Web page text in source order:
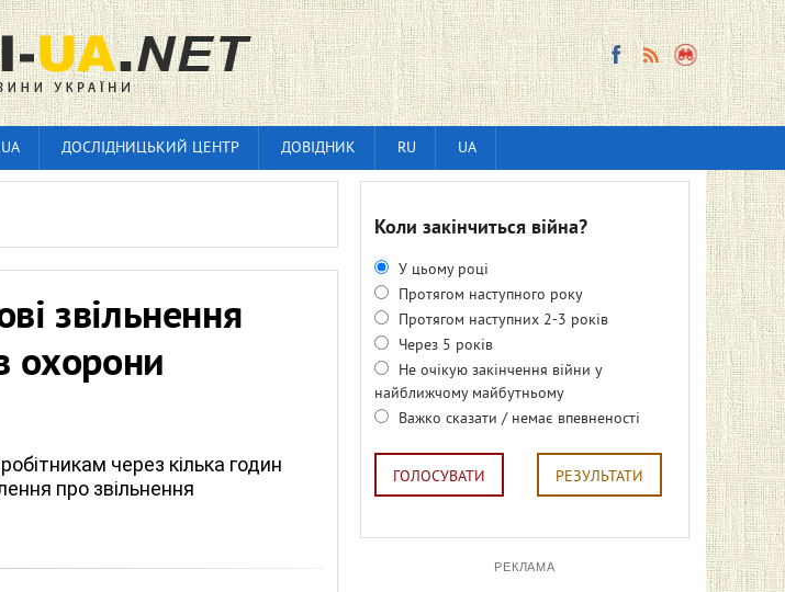
ДОСЛІДНИЦЬКИЙ ЦЕНТР ДОВІДНИК RU UA
звільнення
охорони
через кілька годин
про звільнення
Коли закінчиться війна?
У цьому році
Протягом наступного року
Протягом наступних 2-3 років
Через 5 років
Не очікую закінчення війни у
найближчому майбутньому
Важко сказати / немає впевненості
ГОЛОСУВАТИ РЕЗУЛЬТАТИ
РЕКЛАМА